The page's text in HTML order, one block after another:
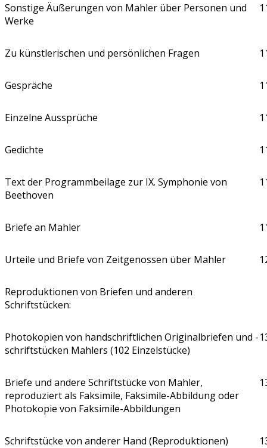
Sonstige Äußerungen von Mahler über Personen und
Werke
Zu künstlerischen und persönlichen Fragen
Gespräche
Einzelne Aussprüche
Gedichte
Text der Programmbeilage zur IX. Symphonie von
Beethoven
Briefe an Mahler
Urteile und Briefe von Zeitgenossen über Mahler
Reproduktionen von Briefen und anderen
Schriftstücken:
Photokopien von handschriftlichen Originalbriefen und -
schriftstücken Mahlers (102 Einzelstücke)
Briefe und andere Schriftstücke von Mahler,
reproduziert als Faksimile, Faksimile-Abbildung oder
Photokopie von Faksimile-Abbildungen
Schriftstücke von anderer Hand (Reproduktionen)